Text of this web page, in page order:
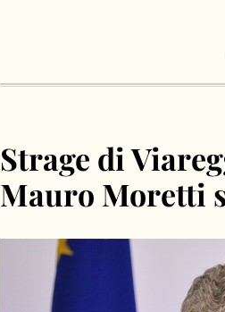
Strage di
Mauro Moretti